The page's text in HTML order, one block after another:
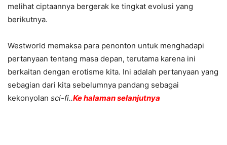
melihat ciptaannya bergerak ke tingkat evolusi yang
berikutnya.
Westworld memaksa para penonton untuk menghadapi
pertanyaan tentang masa depan, terutama karena ini
berkaitan dengan erotisme kita. Ini adalah pertanyaan yang
sebagian dari kita sebelumnya pandang sebagai
kekonyolan sci-fi..Ke halaman selanjutnya